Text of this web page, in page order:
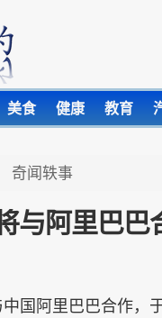
美食 健康 教育
奇闻轶事
与阿里巴
中国阿里巴巴合作，